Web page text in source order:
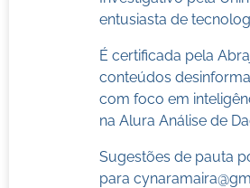
entusiasta de
É certificada pela
conteúdos
com foco em
na Alura Análise de
Sugestões de pauta
para